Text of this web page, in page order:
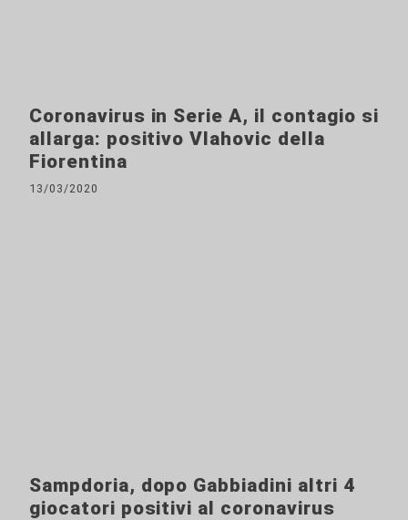
Coronavirus in Serie A, il contagio si
allarga: positivo Vlahovic della
Fiorentina
13/03/2020
Sampdoria, dopo Gabbiadini altri 4
giocatori positivi al coronavirus